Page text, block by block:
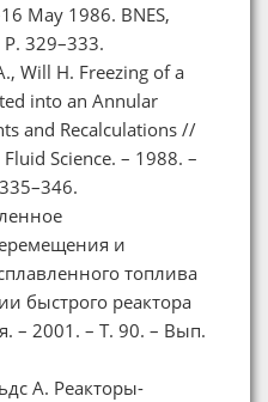
May 1986. BNES,
329–333.
Will H. Freezing of a
into an Annular
and Recalculations //
Science. – 1988. –
и
топлива
быстрого реактора
– 2001. – Т. 90. – Вып.
А. Реакторы-